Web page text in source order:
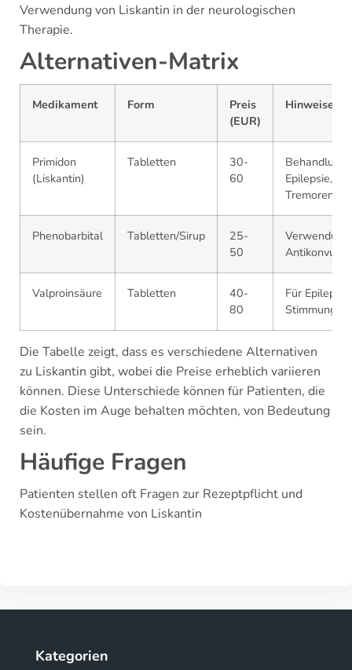
Verwendung von Liskantin in der neurologischen
Therapie.
Alternativen-Matrix
Medikament Form
Preis
(EUR)
Hinweise
Primidon
(Liskantin)
Tabletten
30-
60
Behandlung
Epilepsie,
Tremoren
Phenobarbital Tabletten/Sirup
25-
50
Valproinsäure Tabletten
40-
80
Für
Die Tabelle zeigt, dass es verschiedene Alternativen
zu Liskantin gibt, wobei die Preise erheblich variieren
können. Diese Unterschiede können für Patienten, die
die Kosten im Auge behalten möchten, von Bedeutung
sein.
Häufige Fragen
Patienten stellen oft Fragen zur Rezeptpflicht und
Kostenübernahme von Liskantin
Kategorien